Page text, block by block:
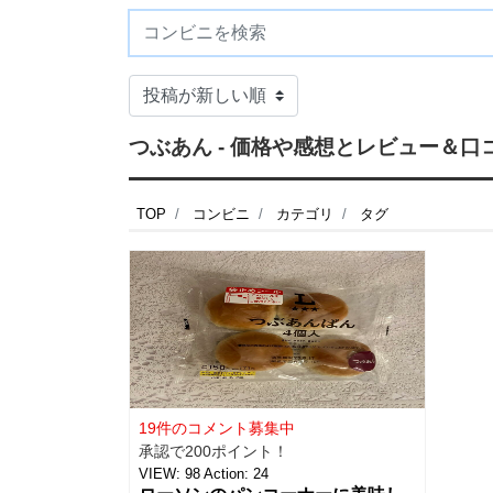
つぶあん - 価格や感想とレビュー＆口
TOP コンビニ カテゴリ タグ
19件のコメント募集中
承認で200ポイント！
VIEW: 98 Action: 24